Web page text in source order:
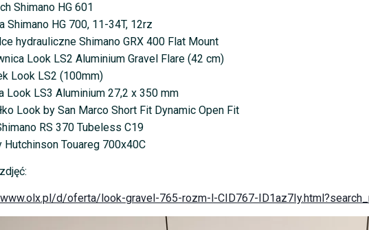
Shimano HG 601
Shimano HG 700, 11-34T, 12rz
hydrauliczne Shimano GRX 400 Flat Mount
Look LS2 Aluminium Gravel Flare (42 cm)
Look LS2 (100mm)
Look LS3 Aluminium 27,2 x 350 mm
Look by San Marco Short Fit Dynamic Open Fit
RS 370 Tubeless C19
Hutchinson Touareg 700x40C
d/oferta/look-gravel-765-rozm-l-CID767-